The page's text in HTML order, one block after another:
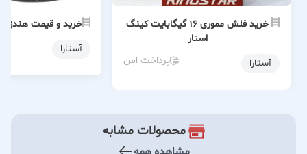
خرید فلش مموری 16 گیگابایت کینگ
استار
آستارا
پرداخت امن
خرید و قیمت
آستارا
محصولات مشابه